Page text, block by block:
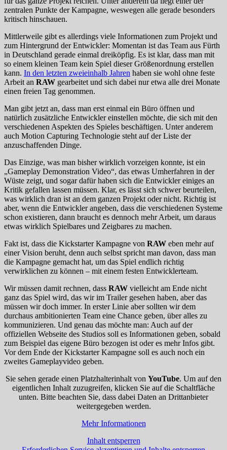
zentralen Punkte der Kampagne, weswegen alle gerade besonders
kritisch hinschauen.
Mittlerweile gibt es allerdings viele Informationen zum Projekt und
zum Hintergrund der Entwickler: Momentan ist das Team aus Fürth
in Deutschland gerade einmal dreiköpfig. Es ist klar, dass man mit
so einem kleinen Team kein Spiel dieser Größenordnung erstellen
kann. In den letzten zweieinhalb Jahren haben sie wohl ohne feste
Arbeit an RAW gearbeitet und sich dabei nur etwa alle drei Monate
einen freien Tag genommen.
Man gibt jetzt an, dass man erst einmal ein Büro öffnen und
natürlich zusätzliche Entwickler einstellen möchte, die sich mit den
verschiedenen Aspekten des Spieles beschäftigen. Unter anderem
auch Motion Capturing Technologie steht auf der Liste der
anzuschaffenden Dinge.
Das Einzige, was man bisher wirklich vorzeigen konnte, ist ein
„Gameplay Demonstration Video“, das etwas Umherfahren in der
Wüste zeigt, und sogar dafür haben sich die Entwickler einiges an
Kritik gefallen lassen müssen. Klar, es lässt sich schwer beurteilen,
was wirklich dran ist an dem ganzen Projekt oder nicht. Richtig ist
aber, wenn die Entwickler angeben, dass die verschiedenen Systeme
schon existieren, dann braucht es dennoch mehr Arbeit, um daraus
etwas wirklich Spielbares und Zeigbares zu machen.
Fakt ist, dass die Kickstarter Kampagne von RAW eben mehr auf
einer Vision beruht, denn auch selbst spricht man davon, dass man
die Kampagne gemacht hat, um das Spiel endlich richtig
verwirklichen zu können – mit einem festen Entwicklerteam.
Wir müssen damit rechnen, dass RAW vielleicht am Ende nicht
ganz das Spiel wird, das wir im Trailer gesehen haben, aber das
müssen wir doch immer. In erster Linie aber sollten wir dem
durchaus ambitionierten Team eine Chance geben, über alles zu
kommunizieren. Und genau das möchte man: Auch auf der
offiziellen Webseite des Studios soll es Informationen geben, sobald
zum Beispiel das eigene Büro bezogen ist oder es mehr Infos gibt.
Vor dem Ende der Kickstarter Kampagne soll es auch noch ein
zweites Gameplayvideo geben.
Sie sehen gerade einen Platzhalterinhalt von YouTube. Um auf den
eigentlichen Inhalt zuzugreifen, klicken Sie auf die Schaltfläche
unten. Bitte beachten Sie, dass dabei Daten an Drittanbieter
weitergegeben werden.
Mehr Informationen
Inhalt entsperren